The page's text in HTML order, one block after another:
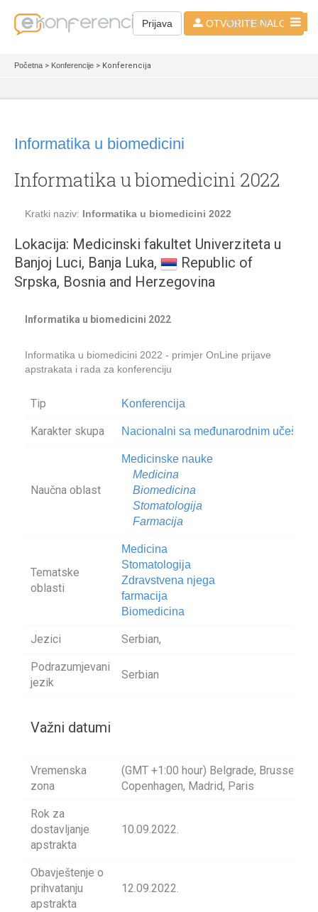
Prijava OTVORITE NALOG
SR - LAT
Početna > Konferencije > Konferencija
Informatika u biomedicini
Informatika u biomedicini 2022
Kratki naziv: Informatika u biomedicini 2022
Lokacija: Medicinski fakultet Univerziteta u
Banjoj Luci, Banja Luka,
Republic of
Srpska, Bosnia and Herzegovina
Informatika u biomedicini 2022
Informatika u biomedicini 2022 - primjer OnLine prijave
apstrakata i rada za konferenciju
Tip Konferencija
Karakter skupa Nacionalni sa međunarodnim učešćem
Naučna oblast
Medicinske nauke
Medicina
Biomedicina
Stomatologija
Farmacija
Tematske
oblasti
Medicina
Stomatologija
Zdravstvena njega
farmacija
Biomedicina
Jezici Serbian,
Podrazumjevani
jezik
Serbian
Važni datumi
Vremenska
zona
(GMT +1:00 hour) Belgrade, Brussels,
Copenhagen, Madrid, Paris
Rok za
dostavljanje
apstrakta
10.09.2022.
Obavještenje o
prihvatanju
apstrakta
12.09.2022.